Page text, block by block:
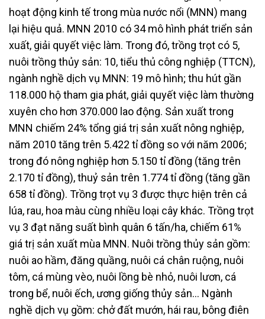
hoạt động kinh tế trong mùa nước nổi (MNN) mang
lại hiệu quả. MNN 2010 có 34 mô hình phát triển sản
xuất, giải quyết việc làm. Trong đó, trồng trọt có 5,
nuôi trồng thủy sản: 10, tiểu thủ công nghiệp (TTCN),
ngành nghề dịch vụ MNN: 19 mô hình; thu hút gần
118.000 hộ tham gia phát, giải quyết việc làm thường
xuyên cho hơn 370.000 lao động. Sản xuất trong
MNN chiếm 24% tổng giá trị sản xuất nông nghiệp,
năm 2010 tăng trên 5.422 tỉ đồng so với năm 2006;
trong đó nông nghiệp hơn 5.150 tỉ đồng (tăng trên
2.170 tỉ đồng), thuỷ sản trên 1.774 tỉ đồng (tăng gần
658 tỉ đồng). Trồng trọt vụ 3 được thực hiện trên cả
lúa, rau, hoa màu cùng nhiều loại cây khác. Trồng trọt
vụ 3 đạt năng suất bình quân 6 tấn/ha, chiếm 61%
giá trị sản xuất mùa MNN. Nuôi trồng thủy sản gồm:
nuôi ao hầm, đăng quầng, nuôi cá chân ruộng, nuôi
tôm, cá mùng vèo, nuôi lồng bè nhỏ, nuôi lươn, cá
trong bể, nuôi ếch, ương giống thủy sản… Ngành
nghề dịch vụ gồm: chở đất mướn, hái rau, bông điên